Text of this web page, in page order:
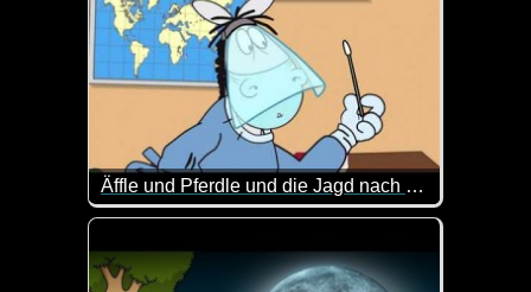
Äffle und Pferdle und die Jagd nach dem Coronavirus
Das Pferdle ist schwer beschäftigt mit dem